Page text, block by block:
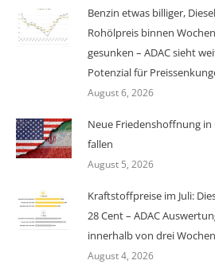
Benzin etwas billiger,
Rohölpreis binnen
gesunken – ADAC sieht
Potenzial für
August 6, 2026
Neue Friedenshoffnung
fallen
August 5, 2026
Kraftstoffpreise im Juli:
28 Cent – ADAC
innerhalb von drei
August 4, 2026